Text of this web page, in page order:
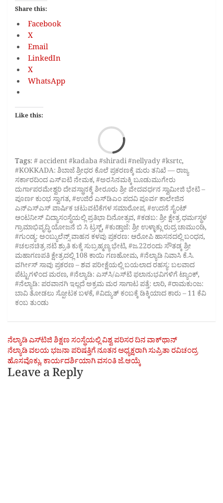
Share this:
Facebook
X
Email
LinkedIn
X
WhatsApp
Like this:
Tags:# accident #kadaba #shiradi #nellyady #ksrtc,
#KOKKADA: ಶಿಬಾಜೆ ಶ್ರೀಧರ ಕೊಲೆ ಪ್ರಕರಣಕ್ಕೆ ಮರು ತನಿಖೆ — ರಾಜ್ಯ
ಸರ್ಕಾರದಿಂದ ಎಸ್‌ಐಟಿ ನೇಮಕ,#ಅರಸಿನಮಕ್ಕಿ ಬೂಡುಮುಗೇರು
ದುರ್ಗಾಪರಮೇಶ್ವರಿ ದೇವಸ್ಥಾನಕ್ಕೆ ಶೀರೂರು ಶ್ರೀ ವೇದವರ್ಧನ ಸ್ವಾಮೀಜಿ ಭೇಟಿ –
ಪೂರ್ಣ ಕುಂಭ ಸ್ವಾಗತ,#ಉಜಿರೆ ಎಸ್‌ಡಿಎಂ ಪದವಿ ಪೂರ್ವ ಕಾಲೇಜಿನ
ಎನ್‌ಎಸ್‌ಎಸ್ ವಾರ್ಷಿಕ ಚಟುವಟಿಕೆಗಳ ಸಮಾರೋಪ,#ಉದನೆ ಸೈಂಟ್
ಆಂಟನೀಸ್‌ ವಿದ್ಯಾಸಂಸ್ಥೆಯಲ್ಲಿ ಪ್ರತಿಭಾ ದಿನೋತ್ಸವ,#ಕಡಬ: ಶ್ರೀ ಕ್ಷೇತ್ರ ಧರ್ಮಸ್ಥಳ
ಗ್ರಾಮಾಭಿವೃದ್ಧಿ ಯೋಜನೆ ಬಿ ಸಿ ಟ್ರಸ್ಟ್‌,#ಕುಡ್ತಾಜೆ: ಶ್ರೀ ಉಳ್ಳಾಕ್ಲು ರುದ್ರ ಚಾಮುಂಡಿ,
#ಗುಂಡ್ಯ: ಅಂಬ್ಯುಲೆನ್ಸ್ ವಾಹನ ಕಳವು ಪ್ರಕರಣ: ಆರೋಪಿ ಹಾಸನದಲ್ಲಿ ಬಂಧನ,
#ಚಲನಚಿತ್ರ ನಟಿ ಶ್ರುತಿ ಕುಕ್ಕೆ ಸುಬ್ರಹ್ಮಣ್ಯ ಭೇಟಿ,#ಜ.22ರಂದು ಸೌತಡ್ಕ ಶ್ರೀ
ಮಹಾಗಣಪತಿ ಕ್ಷೇತ್ರದಲ್ಲಿ 108 ಕಾಯಿ ಗಣಹೋಮ,#ನೆಲ್ಯಾಡಿ ನಿವಾಸಿ ಕೆ.ಸಿ.
ವರ್ಗೀಸ್ ಸಾವು ಪ್ರಕರಣ – ಶವ ಪರೀಕ್ಷೆಯಲ್ಲಿ ಬಯಲಾದ ರಹಸ್ಯ: ಬಲವಾದ
ಪೆಟ್ಟುಗಳಿಂದ ಮರಣ,#ನೆಲ್ಯಾಡಿ: ಎಸ್‌ಸಿ/ಎಸ್‌ಟಿ ಫಲಾನುಭವಿಗಳಿಗೆ ಟ್ಯಾಂಕ್,
#ನೆಲ್ಯಾಡಿ: ಪರವಾನಗಿ ಇಲ್ಲದೆ ಅಕ್ರಮ ಮರ ಸಾಗಾಟ ಪತ್ತೆ: ಲಾರಿ,#ರಾಮಕುಂಜ:
ಬಾವಿ ತೋಡಲು ಸ್ಪೋಟಕ ಬಳಕೆ,#ವಿದ್ಯುತ್ ಕಂಬಕ್ಕೆ ಡಿಕ್ಕಿಯಾದ ಕಾರು – 11 ಕೆವಿ
ಕಂಬ ತುಂಡು
Post
navigation
ನೆಲ್ಯಾಡಿ ಎಸ್‌ಟಿಜಿ ಶಿಕ್ಷಣ ಸಂಸ್ಥೆಯಲ್ಲಿ ವಿಶ್ವ ಪರಿಸರ ದಿನ ವಾಕ್‌ಥಾನ್‌
ನೆಲ್ಯಾಡಿ ವಲಯ ಭಜನಾ ಪರಿಷತ್ತಿಗೆ ನೂತನ ಅಧ್ಯಕ್ಷರಾಗಿ ಸುಪ್ರಿತಾ ರವಿಚಂದ್ರ
ಹೊಸವೊಕ್ಲು, ಕಾರ್ಯದರ್ಶಿಯಾಗಿ ವಸಂತಿ ಜೆ.ಆಯ್ಕೆ
Leave a Reply